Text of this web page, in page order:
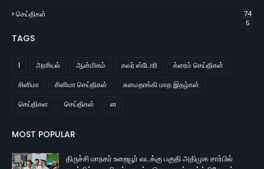
செய்திகள்
74
5
TAGS
l அரசியல் ஆன்மிகம் கவர் ஸ்டோரி
க்ரைம் செய்திகள்
சினிமா
சினிமா செய்திகள்
சுமைதாங்கி மாத இதழ்கள்
செய்திகள
செய்திகள் ன
MOST POPULAR
திருச்சி மாநகர் உறையூர் வடக்கு பகுதி அதிமுக சார்பில்